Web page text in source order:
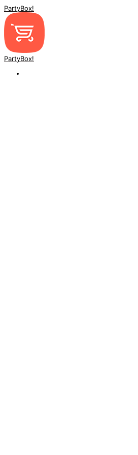
PartyBox!
PartyBox!